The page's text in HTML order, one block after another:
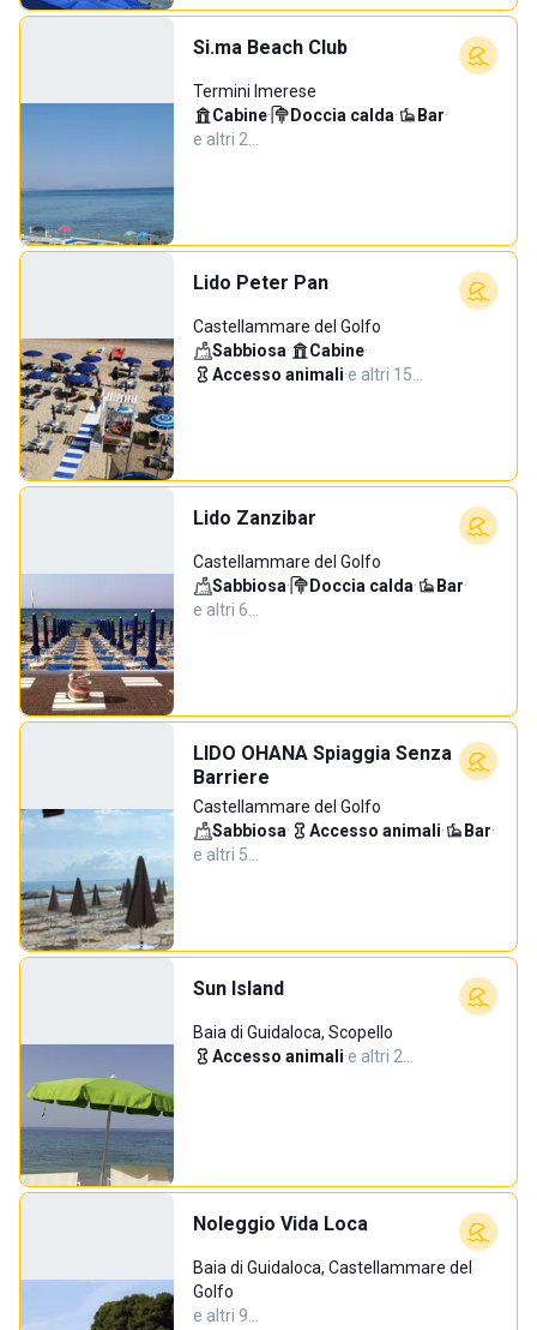
Si.ma Beach Club
Termini Imerese
Cabine· Doccia calda· Bar·
e altri 2…
Lido Peter Pan
Castellammare del Golfo
Sabbiosa· Cabine·
Accesso animali·e altri 15…
Lido Zanzibar
Castellammare del Golfo
Sabbiosa· Doccia calda· Bar·
e altri 6…
LIDO OHANA Spiaggia Senza
Barriere
Castellammare del Golfo
Sabbiosa· Accesso animali· Bar·
e altri 5…
Sun Island
Baia di Guidaloca, Scopello
Accesso animali·e altri 2…
Noleggio Vida Loca
Baia di Guidaloca, Castellammare del
Golfo
e altri 9…